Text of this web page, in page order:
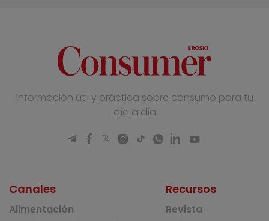
Información útil y práctica sobre consumo para tu
día a día
Canales
Alimentación
Recursos
Revista